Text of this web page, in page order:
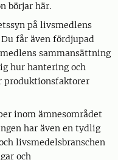
börjar här.
på livsmedlens
får även fördjupad
sammansättning
hur hantering och
produktionsfaktorer
inom ämnesområdet
har även en tydlig
livsmedelsbranschen
och